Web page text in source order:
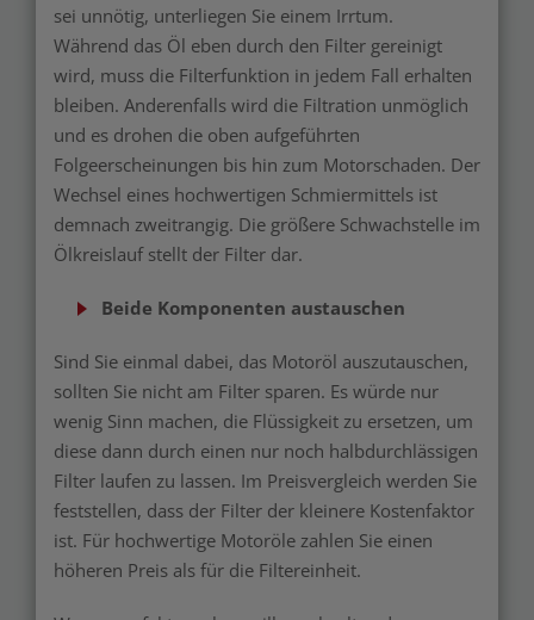
sei unnötig, unterliegen Sie einem Irrtum.
Während das Öl eben durch den Filter gereinigt
wird, muss die Filterfunktion in jedem Fall erhalten
bleiben. Anderenfalls wird die Filtration unmöglich
und es drohen die oben aufgeführten
Folgeerscheinungen bis hin zum Motorschaden. Der
Wechsel eines hochwertigen Schmiermittels ist
demnach zweitrangig. Die größere Schwachstelle im
Ölkreislauf stellt der Filter dar.
Beide Komponenten austauschen
Sind Sie einmal dabei, das Motoröl auszutauschen,
sollten Sie nicht am Filter sparen. Es würde nur
wenig Sinn machen, die Flüssigkeit zu ersetzen, um
diese dann durch einen nur noch halbdurchlässigen
Filter laufen zu lassen. Im Preisvergleich werden Sie
feststellen, dass der Filter der kleinere Kostenfaktor
ist. Für hochwertige Motoröle zahlen Sie einen
höheren Preis als für die Filtereinheit.